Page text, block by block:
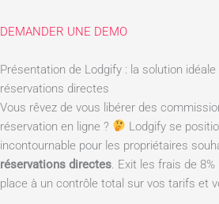
DEMANDER UNE DEMO
Présentation de Lodgify : la solution
réservations directes
Vous rêvez de vous libérer des
réservation en ligne ?
Lodgify se
incontournable pour les propriétaires
réservations directes . Exit les frais de
place à un contrôle total sur vos tarifs et